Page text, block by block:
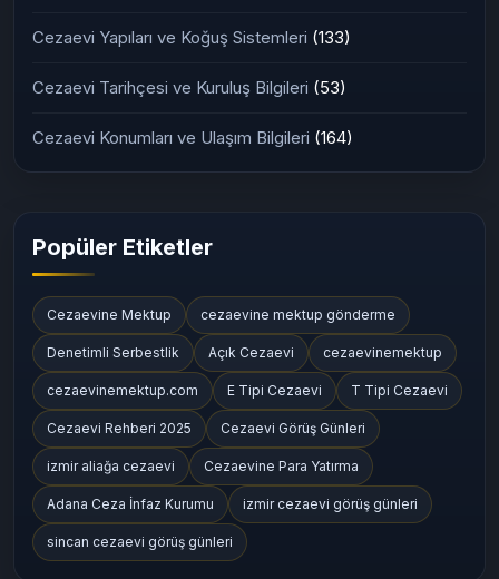
Cezaevi Yapıları ve Koğuş Sistemleri (133)
Cezaevi Tarihçesi ve Kuruluş Bilgileri (53)
Cezaevi Konumları ve Ulaşım Bilgileri (164)
Popüler Etiketler
Cezaevine Mektup cezaevine mektup gönderme
Denetimli Serbestlik Açık Cezaevi cezaevinemektup
cezaevinemektup.com E Tipi Cezaevi T Tipi Cezaevi
Cezaevi Rehberi 2025 Cezaevi Görüş Günleri
izmir aliağa cezaevi Cezaevine Para Yatırma
Adana Ceza İnfaz Kurumu izmir cezaevi görüş günleri
sincan cezaevi görüş günleri